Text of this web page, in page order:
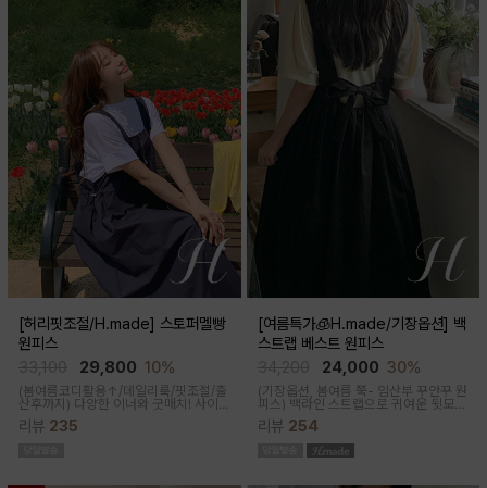
[허리핏조절/H.made] 스토퍼멜빵
원피스
29,800 10%
(봄여름코디활용↑/데일리룩/핏조절/출
산후까지) 다양한 이너와 굿매치! 사이
드 스토퍼로 출산전후 예쁜핏 완성되는
캐쥬얼한 무드의 뷔스티에 원피스에요
리뷰 235
[여름특가🧊H.made/기장옵션] 백
스트랩 베스트 원피스
24,000 30%
(기장옵션, 봄여름 쭉- 임산부 꾸안꾸 원
피스) 백라인 스트랩으로 귀여운 뒷모습
으로 연출해주는 기특한 원피스, 바스락
한 소재로 착용감이 가벼워요
리뷰 254